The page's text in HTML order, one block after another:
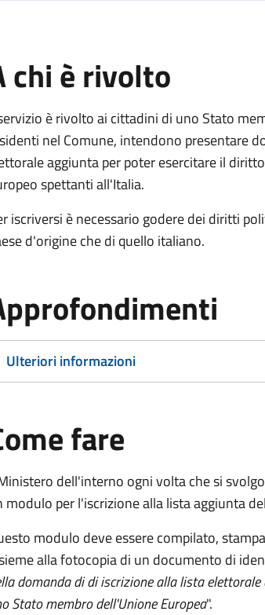
chi è rivolto
è rivolto ai cittadini di uno Stato
nel Comune, intendono presentare
aggiunta per poter esercitare il
spettanti all'Italia.
iscriversi è necessario godere dei diritti
d'origine che di quello italiano.
Ulteriori informazioni
fare
dell'interno ogni volta che si
modulo per l'iscrizione alla lista aggiunta
modulo deve essere compilato,
alla fotocopia di un documento di
domanda di di iscrizione alla lista
Stato membro dell'Unione Europea".